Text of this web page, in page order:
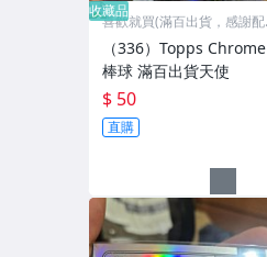
收藏品
喜歡就買(滿百出貨，感謝配
（336）Topps Chrome
棒球 滿百出貨天使
$ 50
直購